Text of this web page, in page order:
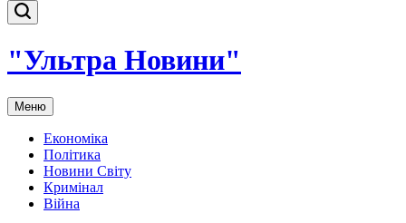
"Ультра Новини"
Меню
Економіка
Політика
Новини Світу
Кримінал
Війна